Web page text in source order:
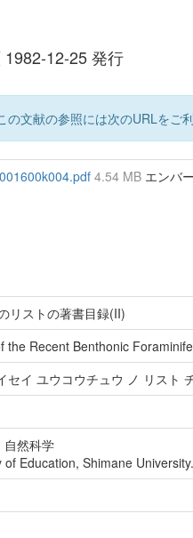
12-25 発行
の文献の参照には次のURLをご
4.54 MB エンバ
リストの著書目録(II)
the Recent Benthonic
セイ ユウコウチュウ ノ リスト
自然科学
Education, Shimane